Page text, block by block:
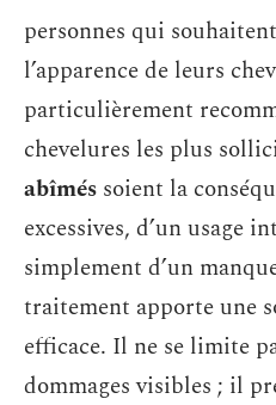
personnes qui
l’apparence de leurs
particulièrement
chevelures les plus
abîmés soient la
excessives, d’un usage
simplement d’un
traitement apporte une
efficace. Il ne se limite
dommages visibles ; il